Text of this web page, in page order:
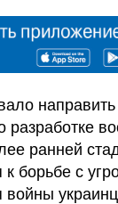
направить
разработке
ранней
к борьбе с
войны